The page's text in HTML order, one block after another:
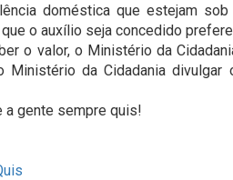
doméstica que estejam
o auxílio seja concedido
o valor, o Ministério da
da Cidadania divulgar
a gente sempre quis!